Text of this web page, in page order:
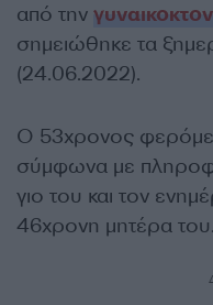
από την
σημειώθηκε τα
(24.06.2022).
Ο 53χρονος
σύμφωνα με
γιο του και τον
46χρονη μητέρα του.